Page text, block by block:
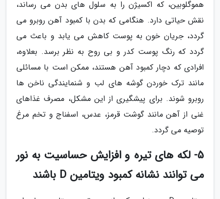
هموگلوبین، که اکسیژن را به سلول های بدن می رساند،
نقش حیاتی دارد. هنگامی که بدن با کمبود آهن روبرو می
گردد، جریان خون به پوست کاهش می یابد و باعث می
گردد که رنگ پوست کدر و بی روح به نظر برسد. بعلاوه،
افرادی که دچار کمبود آهن هستند، ممکن است با مسائلی
مانند ترک خوردن گوشه های لب و شنمایندگی ناخن ها
روبرو شوند. برای پیشگیری از این مشکل، مصرف غذاهای
غنی از آهن مانند گوشت قرمز، عدس، اسفناج و تخم مرغ
توصیه می گردد.
5- لکه های تیره و افزایش حساسیت به نور
می توانند نشانه کمبود ویتامین D باشند